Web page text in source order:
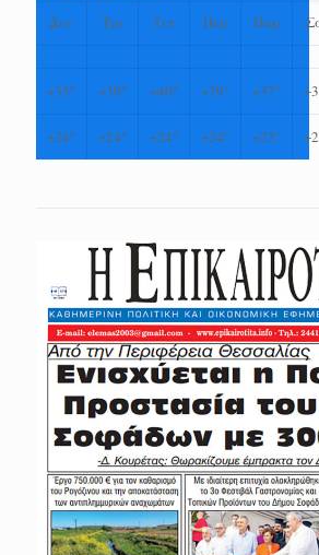
Δευ
Τρι Τετ Πεμ Παρ
+35° +39° +40° +39° +37° +
+24° +24° +24° +24° +23° +